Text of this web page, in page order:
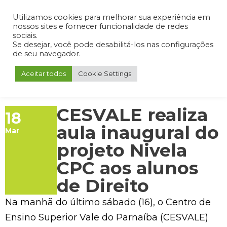
Admin Portal do Aluno Portal do Professor Portal do Coordenador
18
Mar
CESVALE realiza
aula inaugural do
projeto Nivela
CPC aos alunos
de Direito
Na manhã do último sábado (16), o Centro de
Ensino Superior Vale do Parnaíba (CESVALE)
Utilizamos cookies para melhorar sua experiência em
nossos sites e fornecer funcionalidade de redes
sociais.
Se desejar, você pode desabilitá-los nas configurações
de seu navegador.
Aceitar todos Cookie Settings